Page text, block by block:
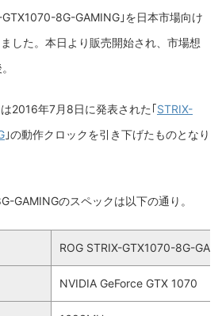
GTX1070-8G-GAMING ｣を日本市場向け
した。本日より販売開始され、市場想
2016年7月8日に発表された｢STRIX-
｣の動作クロックを引き下げたものとなり
GAMINGのスペックは以下の通り。
ROG STRIX-GTX1070-8G-
NVIDIA GeForce GTX 1070